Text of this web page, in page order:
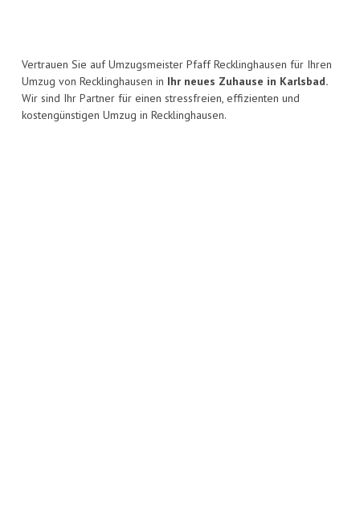
Vertrauen Sie auf Umzugsmeister Pfaff Recklinghausen für Ihren
Umzug von Recklinghausen in Ihr neues Zuhause in Karlsbad.
Wir sind Ihr Partner für einen stressfreien, effizienten und
kostengünstigen Umzug in Recklinghausen.